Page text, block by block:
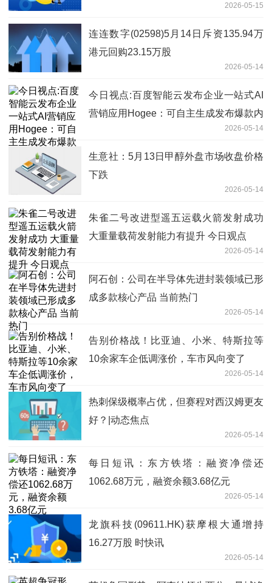
2026-05-15
连连数字(02598)5月14日斥资135.94万
港元回购23.15万股
2026-05-14
今日视点:百度智能云发布企业一站式AI
营销应用Hogee：可自主生成发布爆款内
2026-05-14
生意社：5月13日甲醇外盘市场收盘价格
下跌
2026-05-14
朱雀二号改进型遥五运载火箭发射成功
大重量载荷发射能力有提升 今日观点
2026-05-14
阿石创：公司在半导体先进封装领域已形
成多款核心产品 当前热门
2026-05-14
告别价格战！比亚迪、小米、特斯拉等
10余家车企低调涨价，车市风向变了
2026-05-14
热刺保级概率占优，但赛程对西汉姆更友
好？|动态焦点
2026-05-14
每日短讯：东方铁塔：融资净偿还
1062.68万元，融资余额3.68亿元
2026-05-14
龙旗科技(09611.HK)获摩根大通增持
16.27万股 时快讯
2026-05-14